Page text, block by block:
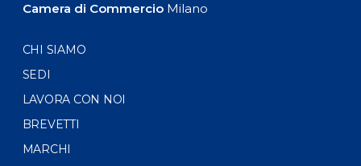
Camera di CommercioMilano
CHI SIAMO
SEDI
LAVORA CON NOI
BREVETTI
MARCHI